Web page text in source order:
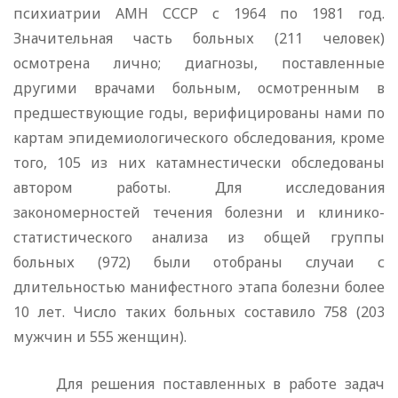
психиатрии АМН СССР с 1964 по 1981 год.
Значительная часть больных (211 человек)
осмотрена лично; диагнозы, поставленные
другими врачами больным, осмотренным в
предшествующие годы, ве­рифицированы нами по
картам эпидемиологического обследо­вания, кроме
того, 105 из них катамнестически обследованы
автором работы. Для исследования
закономерностей течения болезни и клинико-
статистического анализа из общей группы
больных (972) были отобраны случаи с
длительностью ма­нифестного этапа болезни более
10 лет. Число таких больных составило 758 (203
мужчин и 555 женщин).
Для решения поставленных в работе задач